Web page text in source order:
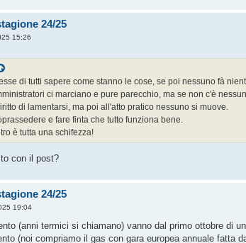
24/25
15:26
di tutti sapere come stanno le cose, se poi nessuno fà
ci marciano e pure parecchio, ma se non c'è
di lamentarsi, ma poi all'atto pratico nessuno si muove.
e fare finta che tutto funziona bene.
è tutta una schifezza!
con il post?
24/25
19:04
(anni termici si chiamano) vanno dal primo ottobre di
(noi compriamo il gas con gara europea annuale fatta